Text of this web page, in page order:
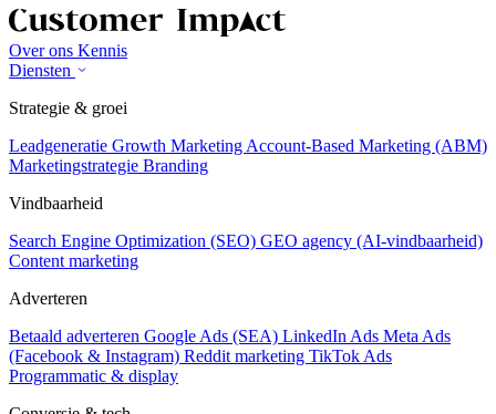
Over ons Kennis
Diensten
Strategie & groei
Leadgeneratie Growth Marketing Account-Based Marketing (ABM)
Marketingstrategie Branding
Vindbaarheid
Search Engine Optimization (SEO) GEO agency (AI-vindbaarheid)
Content marketing
Adverteren
Betaald adverteren Google Ads (SEA) LinkedIn Ads Meta Ads
(Facebook & Instagram) Reddit marketing TikTok Ads
Programmatic & display